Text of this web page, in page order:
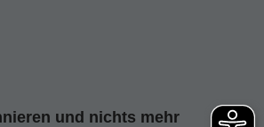
und nichts mehr